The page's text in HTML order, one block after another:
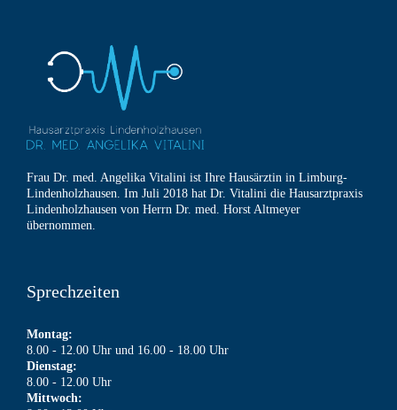
Frau Dr. med. Angelika Vitalini ist Ihre Hausärztin in Limburg-
Lindenholzhausen. Im Juli 2018 hat Dr. Vitalini die Hausarztpraxis
Lindenholzhausen von Herrn Dr. med. Horst Altmeyer
übernommen.
Sprechzeiten
Montag:
8.00 - 12.00 Uhr und 16.00 - 18.00 Uhr
Dienstag:
8.00 - 12.00 Uhr
Mittwoch: